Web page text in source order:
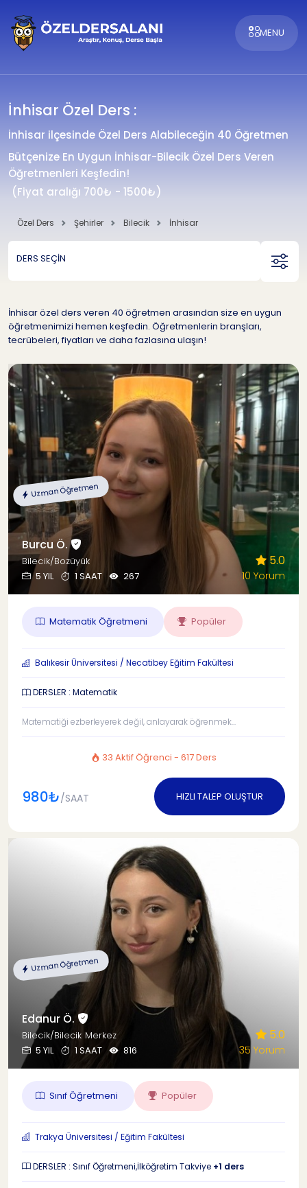
MENU
İnhisar Özel Ders :
İnhisar ilçesinde Özel Ders Alabileceğin 40 Öğretmen
Bütçenize En Uygun İnhisar-Bilecik Özel Ders Veren
Öğretmenleri Keşfedin!
(Fiyat aralığı 700₺ - 1500₺)
Özel Ders Şehirler Bilecik İnhisar
DERS SEÇİN
İnhisar özel ders veren 40 öğretmen arasından size en uygun
öğretmenimizi hemen keşfedin. Öğretmenlerin branşları,
tecrübeleri, fiyatları ve daha fazlasına ulaşın!
Uzman Öğretmen
Burcu Ö.
Bilecik/Bozüyük
5 YIL
1 SAAT 267
5.0
10 Yorum
Matematik Öğretmeni Popüler
Balıkesir Üniversitesi / Necatibey Eğitim Fakültesi
DERSLER : Matematik
Matematiği ezberleyerek değil, anlayarak öğrenmek...
33 Aktif Öğrenci - 617 Ders
980₺/SAAT HIZLI TALEP OLUŞTUR
Uzman Öğretmen
Edanur Ö.
Bilecik/Bilecik Merkez
5 YIL
1 SAAT 816
5.0
35 Yorum
Sınıf Öğretmeni Popüler
Trakya Üniversitesi / Eğitim Fakültesi
DERSLER : Sınıf Öğretmeni,İlköğretim Takviye +1 ders